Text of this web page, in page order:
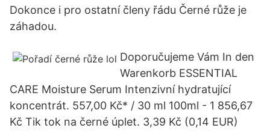
Dokonce i pro ostatní členy řádu Černé růže je
záhadou.
Doporučujeme Vám In den
Warenkorb ESSENTIAL
CARE Moisture Serum Intenzivní hydratující
koncentrát. 557,00 Kč* / 30 ml 100ml - 1 856,67
Kč Tik tok na černé úplet. 3,39 Kč (0,14 EUR)